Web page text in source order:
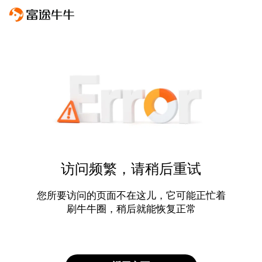
访问频繁，请稍后重试
您所要访问的页面不在这儿，它可能正忙着
刷牛牛圈，稍后就能恢复正常